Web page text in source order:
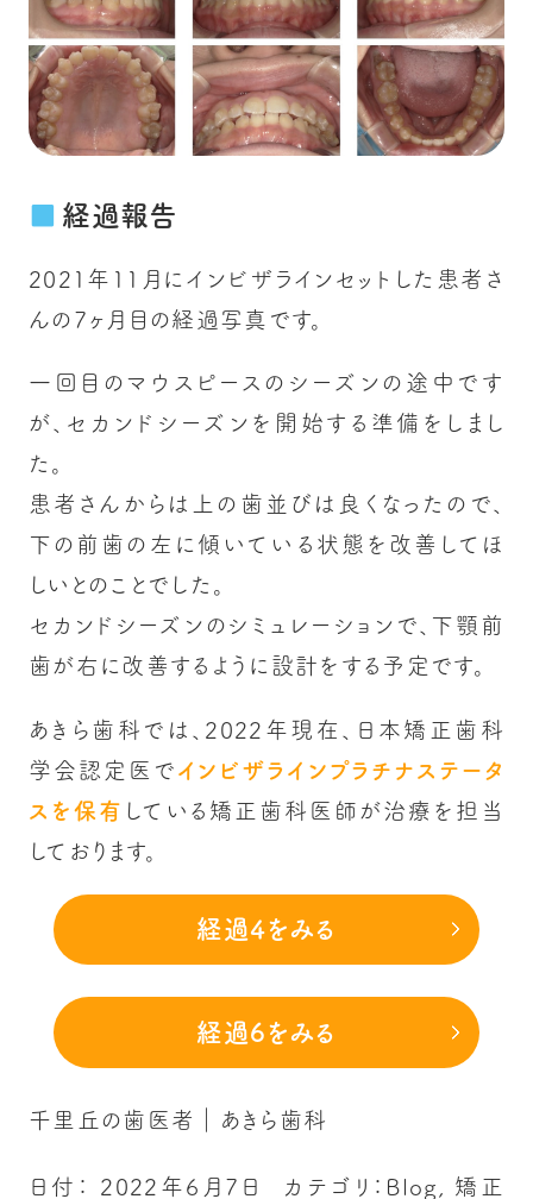
経過報告
2021年11月にインビザラインセットした患者さ
んの7ヶ月目の経過写真です。
一回目のマウスピースのシーズンの途中です
が、セカンドシーズンを開始する準備をしまし
た。
患者さんからは上の歯並びは良くなったので、
下の前歯の左に傾いている状態を改善してほ
しいとのことでした。
セカンドシーズンのシミュレーションで、下顎前
歯が右に改善するように設計をする予定です。
あきら歯科では、2022年現在、日本矯正歯科
学会認定医で インビザラインプラチナステータ
スを保有 している矯正歯科医師が治療を担当
しております。
経過4をみる
経過6をみる
千里丘の歯医者｜あきら歯科
日付： 2022年6月7日 カテゴリ： Blog
矯正